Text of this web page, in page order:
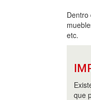
Dentro
etc.
que